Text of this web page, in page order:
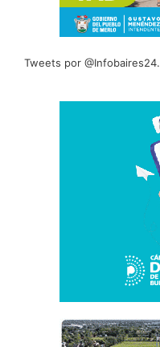
Tweets por @Infobaires24.